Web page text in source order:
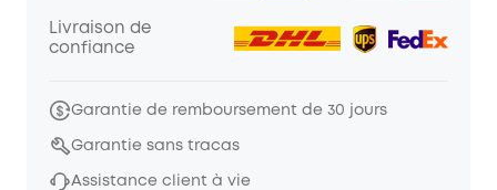
Livraison de
confiance
Garantie de remboursement de 30 jours
Garantie sans tracas
Assistance client à vie